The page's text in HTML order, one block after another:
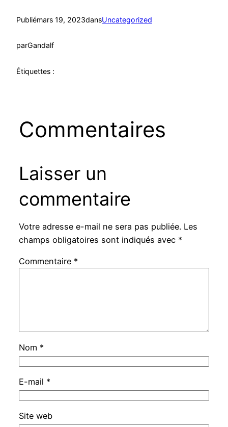
Publiémars 19, 2023dansUncategorized
parGandalf
Étiquettes :
Commentaires
Laisser un
commentaire
Votre adresse e-mail ne sera pas publiée. Les
champs obligatoires sont indiqués avec *
Commentaire *
Nom *
E-mail *
Site web